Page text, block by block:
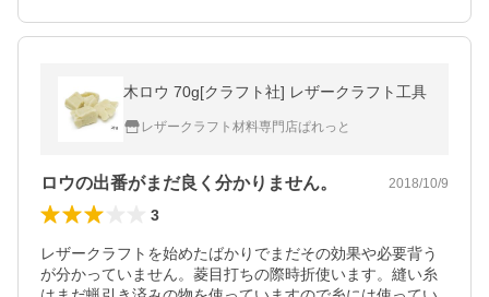
木ロウ 70g[クラフト社] レザークラフト工具
レザークラフト材料専門店ぱれっと
ロウの出番がまだ良く分かりません。 2018/10/9
3
レザークラフトを始めたばかりでまだその効果や必要背う
が分かっていません。菱目打ちの際時折使います。縫い糸